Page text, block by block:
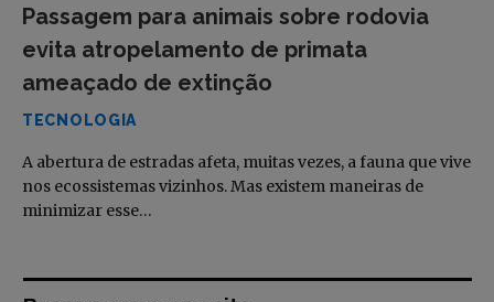
Passagem para animais sobre rodovia
evita atropelamento de primata
ameaçado de extinção
TECNOLOGIA
A abertura de estradas afeta, muitas vezes, a fauna que vive
nos ecossistemas vizinhos. Mas existem maneiras de
minimizar esse…